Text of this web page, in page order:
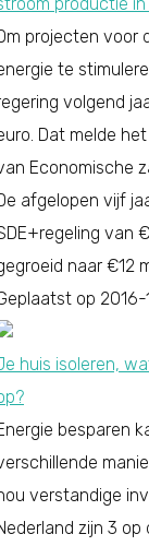
projecten voor
te
volgend
Dat melde
Economische
afgelopen vijf
van
naar €12
op 2016-
huis isoleren,
besparen
verstandige
zijn 3 op